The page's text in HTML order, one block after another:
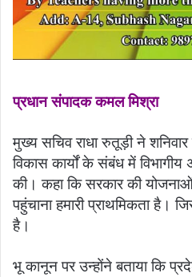
प्रधान संपादक कमल मिश्रा
मुख्य सचिव राधा रुतूड़ी ने
विकास कार्यों के संबंध में
की। कहा कि सरकार की
पहुंचाना हमारी प्राथमिकता है।
है।
भू कानून पर उन्होंने बताया कि